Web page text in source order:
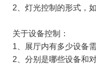
2、灯光控制的形式，如
关于设备控制：
1、展厅内有多少设备需
2、分别是哪些设备和对